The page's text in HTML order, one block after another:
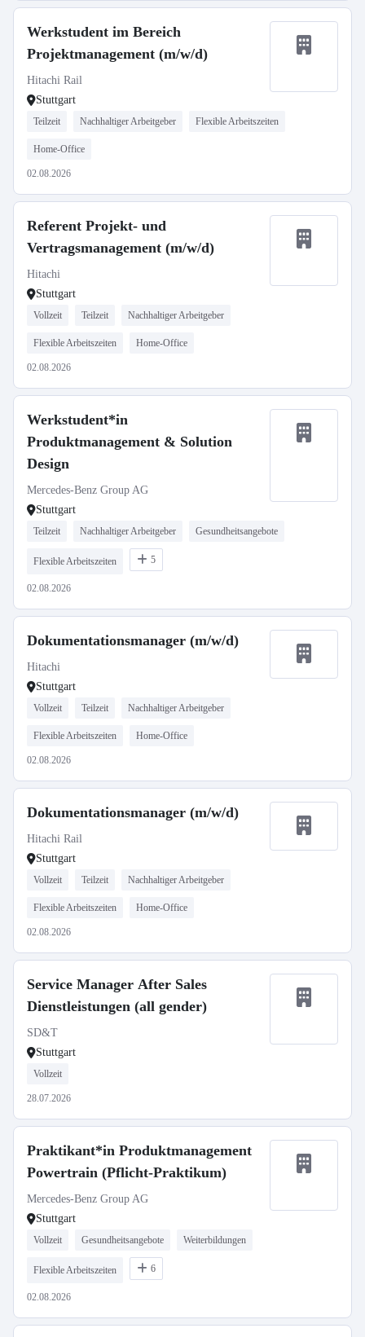
Werkstudent im Bereich
Projektmanagement (m/w/d)
Hitachi Rail
Stuttgart
Teilzeit Nachhaltiger Arbeitgeber Flexible Arbeitszeiten
Home-Office
02.08.2026
Referent Projekt- und
Vertragsmanagement (m/w/d)
Hitachi
Stuttgart
Vollzeit Teilzeit Nachhaltiger Arbeitgeber
Flexible Arbeitszeiten Home-Office
02.08.2026
Werkstudent*in
Produktmanagement & Solution
Design
Mercedes-Benz Group AG
Stuttgart
Teilzeit Nachhaltiger Arbeitgeber Gesundheitsangebote
Flexible Arbeitszeiten 5
02.08.2026
Dokumentationsmanager (m/w/d)
Hitachi
Stuttgart
Vollzeit Teilzeit Nachhaltiger Arbeitgeber
Flexible Arbeitszeiten Home-Office
02.08.2026
Dokumentationsmanager (m/w/d)
Hitachi Rail
Stuttgart
Vollzeit Teilzeit Nachhaltiger Arbeitgeber
Flexible Arbeitszeiten Home-Office
02.08.2026
Service Manager After Sales
Dienstleistungen (all gender)
SD&T
Stuttgart
Vollzeit
28.07.2026
Praktikant*in Produktmanagement
Powertrain (Pflicht-Praktikum)
Mercedes-Benz Group AG
Stuttgart
Vollzeit Gesundheitsangebote Weiterbildungen
Flexible Arbeitszeiten 6
02.08.2026